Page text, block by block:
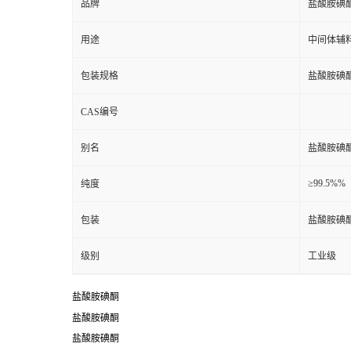
品牌 盐酸胺碘
用途 中间体辅
包装规格 盐酸胺碘
CAS编号
别名 盐酸胺碘
纯度 ≥99.5%%
包装 盐酸胺碘
级别 工业级
盐酸胺碘酮
盐酸胺碘酮
盐酸胺碘酮